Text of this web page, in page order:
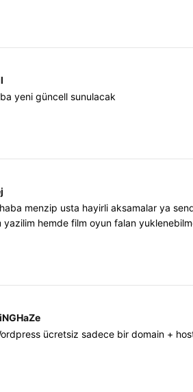
yeni güncell sunulacak
menzip usta hayirli aksamalar ya
yazilim hemde film oyun falan
ücretsiz sadece bir domain +